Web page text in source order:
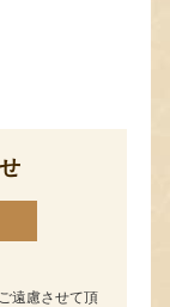
遠慮させて頂